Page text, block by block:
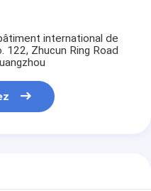
international de
122, Zhucun Ring Road